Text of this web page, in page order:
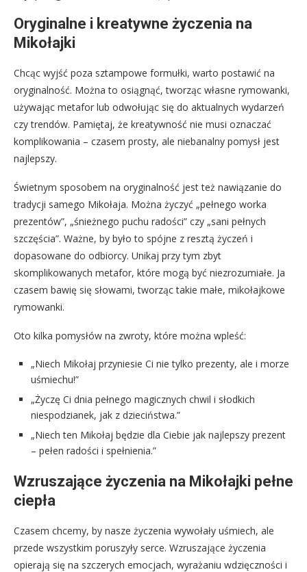
Oryginalne i kreatywne życzenia na
Mikołajki
Chcąc wyjść poza sztampowe formułki, warto postawić na
oryginalność. Można to osiągnąć, tworząc własne rymowanki,
używając metafor lub odwołując się do aktualnych wydarzeń
czy trendów. Pamiętaj, że kreatywność nie musi oznaczać
komplikowania – czasem prosty, ale niebanalny pomysł jest
najlepszy.
Świetnym sposobem na oryginalność jest też nawiązanie do
tradycji samego Mikołaja. Można życzyć „pełnego worka
prezentów”, „śnieżnego puchu radości” czy „sani pełnych
szczęścia”. Ważne, by było to spójne z resztą życzeń i
dopasowane do odbiorcy. Unikaj przy tym zbyt
skomplikowanych metafor, które mogą być niezrozumiałe. Ja
czasem bawię się słowami, tworząc takie małe, mikołajkowe
rymowanki.
Oto kilka pomysłów na zwroty, które można wpleść:
„Niech Mikołaj przyniesie Ci nie tylko prezenty, ale i morze
uśmiechu!”
„Życzę Ci dnia pełnego magicznych chwil i słodkich
niespodzianek, jak z dzieciństwa.”
„Niech ten Mikołaj będzie dla Ciebie jak najlepszy prezent
– pełen radości i spełnienia.”
Wzruszające życzenia na Mikołajki pełne
ciepła
Czasem chcemy, by nasze życzenia wywołały uśmiech, ale
przede wszystkim poruszyły serce. Wzruszające życzenia
opierają się na szczerych emocjach, wyrażaniu wdzięczności i